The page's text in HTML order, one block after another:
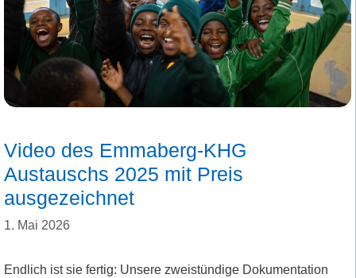
Video des Emmaberg-KHG
Austauschs 2025 mit Preis
ausgezeichnet
1. Mai 2026
Endlich ist sie fertig: Unsere zweistündige Dokumentation